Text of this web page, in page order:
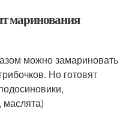
маринования
можно замариновать
Но готовят
маслята)